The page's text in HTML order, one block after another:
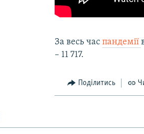
За весь часпандемії
– 11 717.
Поділитись